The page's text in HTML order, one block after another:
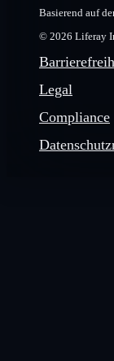
Basierend auf
© 2026 Liferay
Legal
Compliance